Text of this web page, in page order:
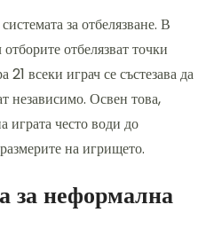
за отбелязване. В
отбелязват точки
21 всеки играч се състезава да
независимо. Освен това,
играта често води до
на игрището.
за неформална